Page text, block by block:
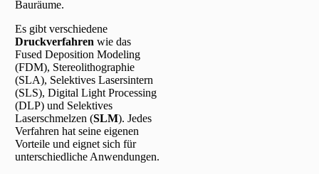
Bauräume.
Es gibt verschiedene
Druckverfahren wie das
Fused Deposition Modeling
(FDM), Stereolithographie
(SLA), Selektives Lasersintern
(SLS), Digital Light Processing
(DLP) und Selektives
Laserschmelzen (SLM). Jedes
Verfahren hat seine eigenen
Vorteile und eignet sich für
unterschiedliche Anwendungen.